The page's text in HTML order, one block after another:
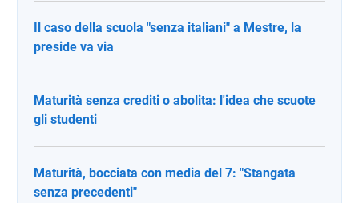
Il caso della scuola "senza italiani" a Mestre, la
preside va via
Maturità senza crediti o abolita: l'idea che scuote
gli studenti
Maturità, bocciata con media del 7: "Stangata
senza precedenti"